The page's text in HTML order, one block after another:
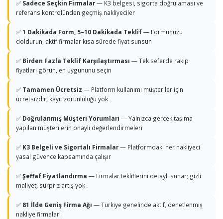
✅ Sadece Seçkin Firmalar— K3 belgesi, sigorta doğrulaması ve
referans kontrolünden geçmiş nakliyeciler
✅1 Dakikada Form, 5–10 Dakikada Teklif— Formunuzu
doldurun; aktif firmalar kısa sürede fiyat sunsun
✅ Birden Fazla Teklif Karşılaştırması — Tek seferde rakip
fiyatları görün, en uygununu seçin
✅ Tamamen Ücretsiz — Platform kullanımı müşteriler için
ücretsizdir, kayıt zorunluluğu yok
✅ Doğrulanmış Müşteri Yorumları — Yalnızca gerçek taşıma
yapılan müşterilerin onaylı değerlendirmeleri
✅ K3 Belgeli ve Sigortalı Firmalar— Platformdaki her nakliyeci
yasal güvence kapsamında çalışır
✅Şeffaf Fiyatlandırma — Firmalar tekliflerini detaylı sunar; gizli
maliyet, sürpriz artış yok
✅ 81 İlde Geniş Firma Ağı — Türkiye genelinde aktif, denetlenmiş
nakliye firmaları